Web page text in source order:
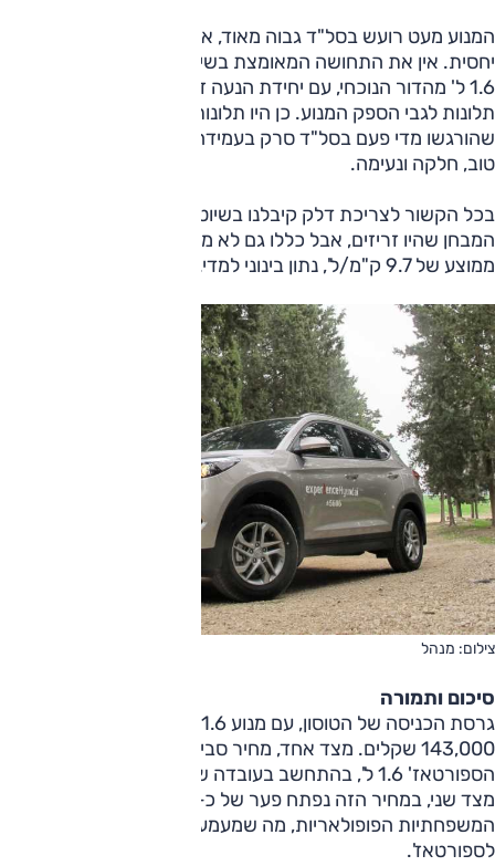
המנוע מעט רועש בסל"ד גבוה מאוד, אבל בסל"ד נמוך הוא שקט
יחסית. אין את התחושה המאומצת בשיוט שהעביר הספורטאז'
1.6 ל' מהדור הנוכחי, עם יחידת הנעה זהה, ולכן כמעט ולא היו
תלונות לגבי הספק המנוע. כן היו תלונות לגבי רעידות מנוע
שהורגשו מדי פעם בסל"ד סרק בעמידה. תיבת ההילוכים עובדת
טוב, חלקה ונעימה.
המבחן שהיו זריזים, אבל כללו גם לא מעט נהיגה בין-עירונית,
ממוצע של 9.7 ק"מ/ל', נתון בינוני למדי.
צילום: מנהל
סיכום ותמורה
143,000 שקלים. מצד אחד, מחיר סביר ביחס ללהיט הקטגוריה,
הספורטאז' 1.6 ל', בהתחשב בעובדה שמדובר ברכב חדש. אך
המשפחתיות הפופולאריות, מה שמעמעם קצת את האפקט שהיה
לספורטאז'.